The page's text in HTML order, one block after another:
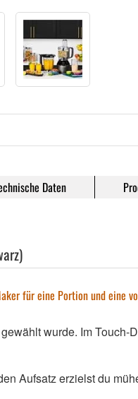
Daten
für eine Portion und eine
wurde. Im
Aufsatz erzielst du